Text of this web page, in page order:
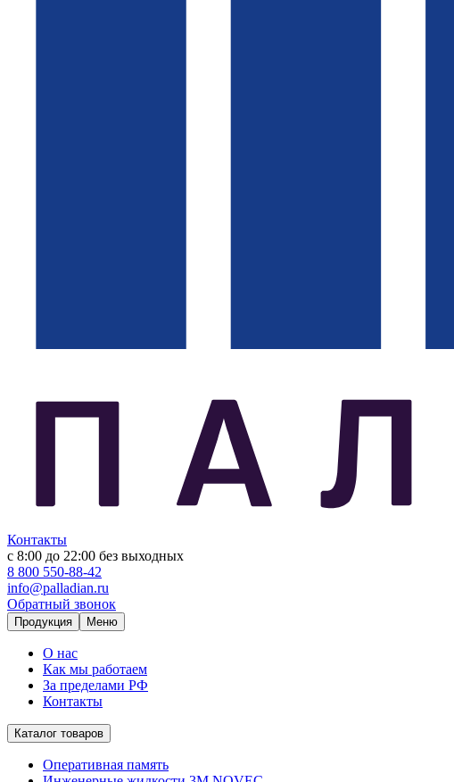
Контакты
с 8:00 до 22:00 без выходных
8 800 550-88-42
info@palladian.ru
Обратный звонок
Продукция Меню
О нас
Как мы работаем
За пределами РФ
Контакты
Каталог товаров
Оперативная память